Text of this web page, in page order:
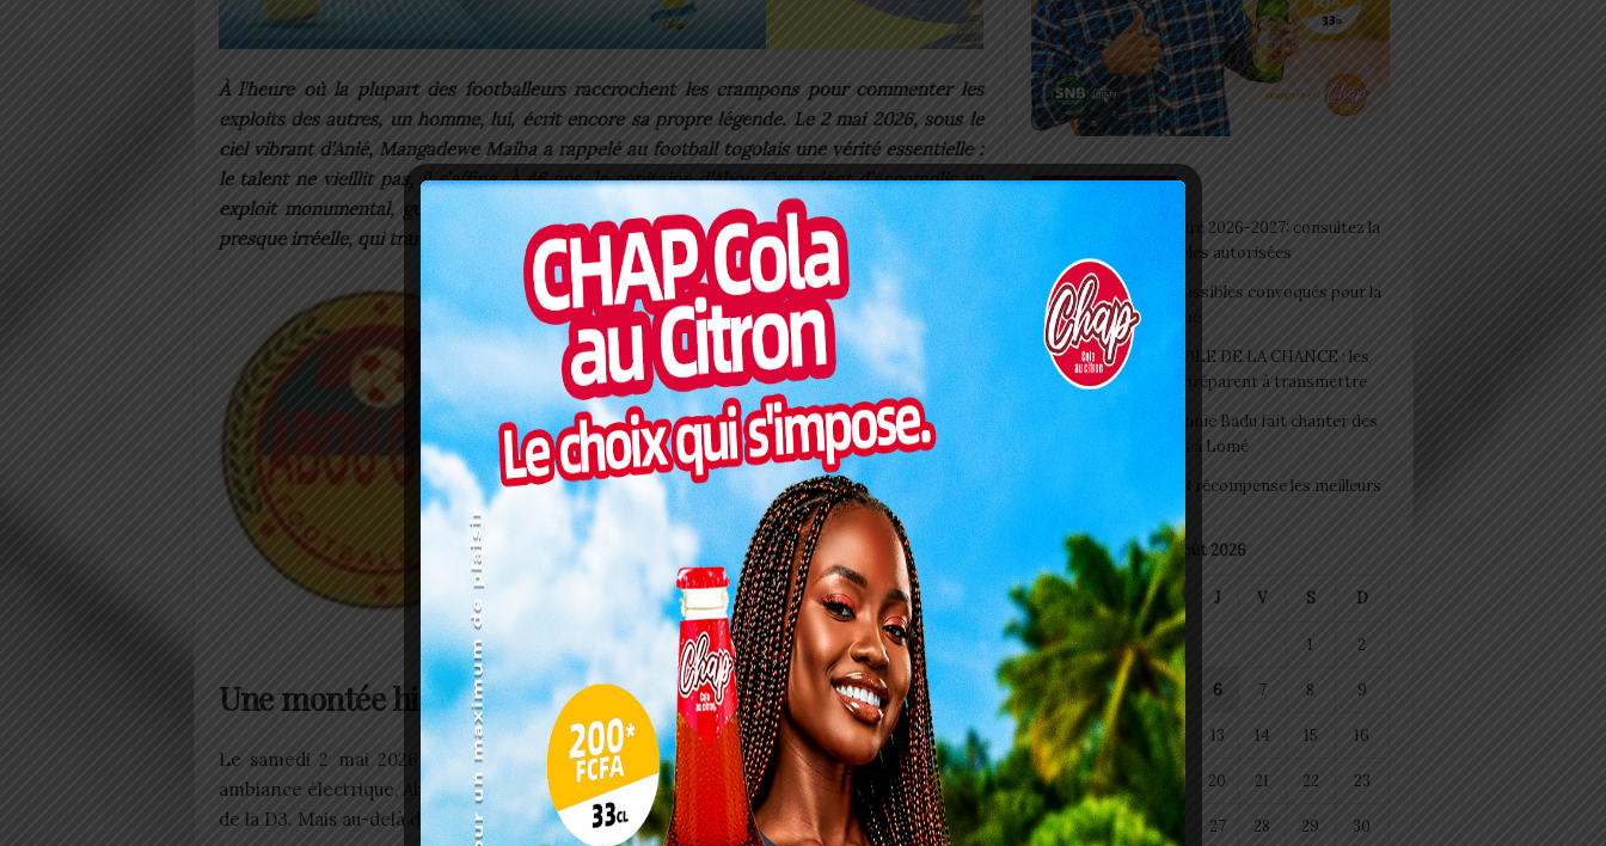
À l’heure où la plupart des footballeurs raccrochent les crampons pour commenter les
exploits des autres, un homme, lui, écrit encore sa propre légende. Le 2 mai 2026, sous le
ciel vibrant d’Anié, Mangadewe Maiba a rappelé au football togolais une vérité essentielle :
le talent ne vieillit pas, il s’affine. À 46 ans, le capitaine d’Abou Ossé vient d’accomplir un
exploit monumental, guidant son club vers la deuxième division. Une performance rare,
presque irréelle, qui transcende le sport pour toucher à l’éternité.
Lire aussi:PORTRAIT: Api Togo, le “feu tricolore
humain” qui défie le chaos d’Aflao Gakli
Engagé dans les play-offs de la troisième
division togolaise, le club d’Abou Ossé d’Anié a
validé sa montée en D2 à l’issue de la demi-
finale retour disputée le samedi 2 mai 2026. Au
cœur de cette qualification historique,
Mangadewe Maiba, milieu de terrain et
capitaine emblématique, a livré une prestation
décisive, alliant expérience, maîtrise technique
et leadership.
Une montée historique pour tout un peuple
Le samedi 2 mai 2026 restera gravé dans les annales du football togolais. Dans une
ambiance électrique, Abou Ossé d’Anié a validé son ticket pour la D2 à l’issue des play-offs
de la D3. Mais au-delà du résultat, c’est la manière qui fascine.
Articles récents
Togo/ Rentrée scolaire 2026-2027: consultez la
liste officielle des écoles autorisées
ESSAL 2026 : les admissibles convoqués pour la
visite médicale à Lomé
SWEDD+ Togo / ECOLE DE LA CHANCE : les
maitres-artisans se préparent à transmettre
Glory Night 2026: Sonnie Badu fait chanter des
milliers de personnes à Lomé
Vogan : AGRI-ESPOIR récompense les meilleurs
août 2026
L M M J V S D
1 2
3 4 5 6 7 8 9
10 11 12 13 14 15 16
17 18 20 21 22 23
24 25 26 27 28 29 30